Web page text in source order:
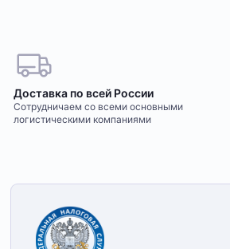
Доставка по всей России
Сотрудничаем со всеми основными
логистическими компаниями